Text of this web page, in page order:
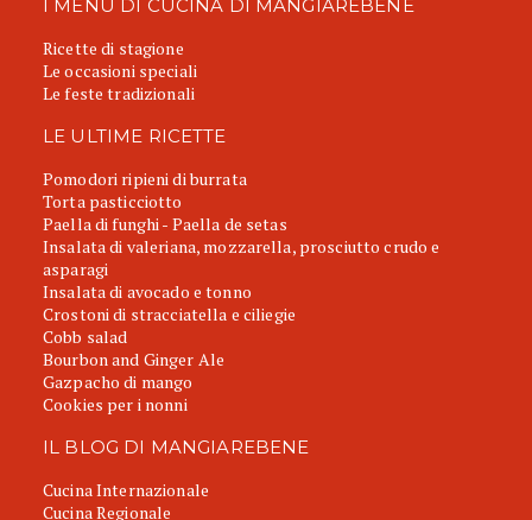
I MENU DI CUCINA DI MANGIAREBENE
Ricette di stagione
Le occasioni speciali
Le feste tradizionali
LE ULTIME RICETTE
Pomodori ripieni di burrata
Torta pasticciotto
Paella di funghi - Paella de setas
Insalata di valeriana, mozzarella, prosciutto crudo e
asparagi
Insalata di avocado e tonno
Crostoni di stracciatella e ciliegie
Cobb salad
Bourbon and Ginger Ale
Gazpacho di mango
Cookies per i nonni
IL BLOG DI MANGIAREBENE
Cucina Internazionale
Cucina Regionale